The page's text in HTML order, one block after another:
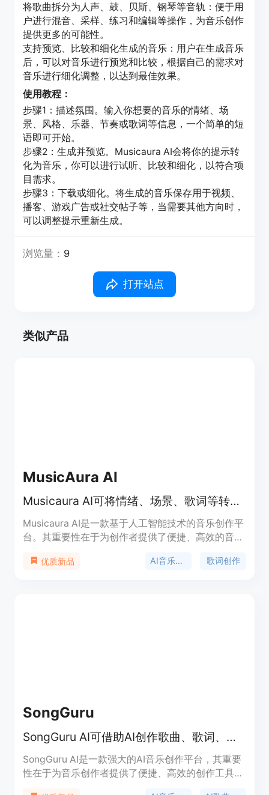
将歌曲拆分为人声、鼓、贝斯、钢琴等音轨：便于用
户进行混音、采样、练习和编辑等操作，为音乐创作
提供更多的可能性。
支持预览、比较和细化生成的音乐：用户在生成音乐
后，可以对音乐进行预览和比较，根据自己的需求对
音乐进行细化调整，以达到最佳效果。
使用教程：
步骤1：描述氛围。输入你想要的音乐的情绪、场
景、风格、乐器、节奏或歌词等信息，一个简单的短
语即可开始。
步骤2：生成并预览。Musicaura AI会将你的提示转
化为音乐，你可以进行试听、比较和细化，以符合项
目需求。
步骤3：下载或细化。将生成的音乐保存用于视频、
播客、游戏广告或社交帖子等，当需要其他方向时，
可以调整提示重新生成。
浏览量： 9
打开站点
类似产品
MusicAura AI
Musicaura AI可将情绪、场景、歌词等转化为原创音乐，用于多场景创作。
Musicaura AI是一款基于人工智能技术的音乐创作平
台。其重要性在于为创作者提供了便捷、高效的音乐
件。主要优点包括：能够根据文本提示快速生成符合
案。
优质新品 AI音乐生成 歌词创作
SongGuru
SongGuru AI可借助AI创作歌曲、歌词、音乐，还具备多种音频处理功能。
SongGuru AI是一款强大的AI音乐创作平台，其重要
性在于为音乐创作者提供了便捷、高效的创作工具。